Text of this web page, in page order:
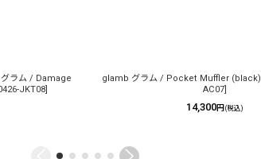
ラム / Damage
JKT08]
glamb グラム / Pocket Muffler (black)
AC07]
14,300円 (税込)